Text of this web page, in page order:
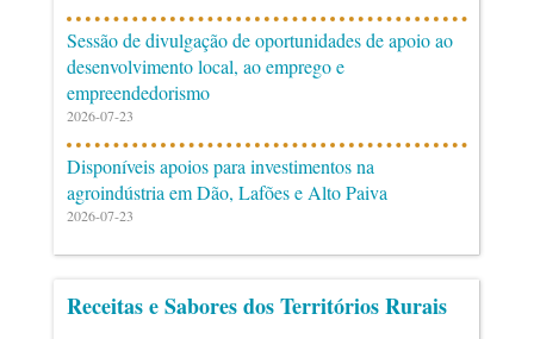
Sessão de divulgação de oportunidades de apoio ao
desenvolvimento local, ao emprego e
empreendedorismo
2026-07-23
Disponíveis apoios para investimentos na
agroindústria em Dão, Lafões e Alto Paiva
2026-07-23
Receitas e Sabores dos Territórios Rurais